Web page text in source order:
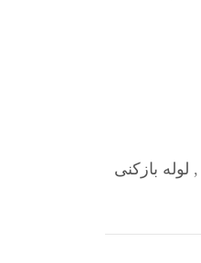
, لوله بازکنی